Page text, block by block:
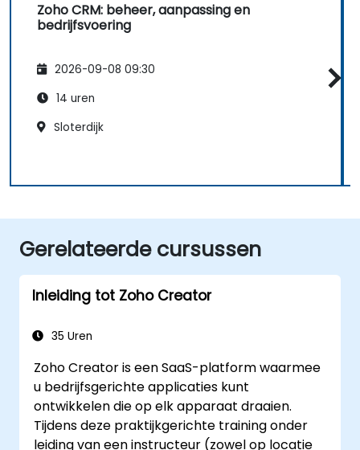
Zoho CRM: beheer, aanpassing en
bedrijfsvoering
2026-09-08 09:30
14 uren
Sloterdijk
Gerelateerde cursussen
Inleiding tot Zoho Creator
35 Uren
Zoho Creator is een SaaS-platform waarmee
u bedrijfsgerichte applicaties kunt
ontwikkelen die op elk apparaat draaien.
Tijdens deze praktijkgerichte training onder
leiding van een instructeur (zowel op locatie